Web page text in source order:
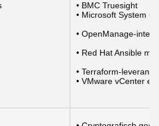
• BMC Truesight
• Microsoft System
• OpenManage-
• Red Hat Ansible
• Terraform-
• VMware vCenter